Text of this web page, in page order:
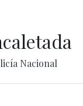
Nacional